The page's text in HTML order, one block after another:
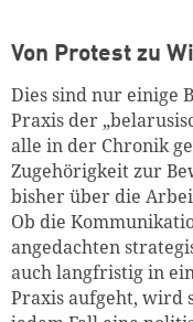
Von Protest zu
Dies sind nur einige
Praxis der
alle in der Chronik
Zugehörigkeit zur
bisher über die
Ob die
angedachten
auch langfristig in
Praxis aufgeht, wird